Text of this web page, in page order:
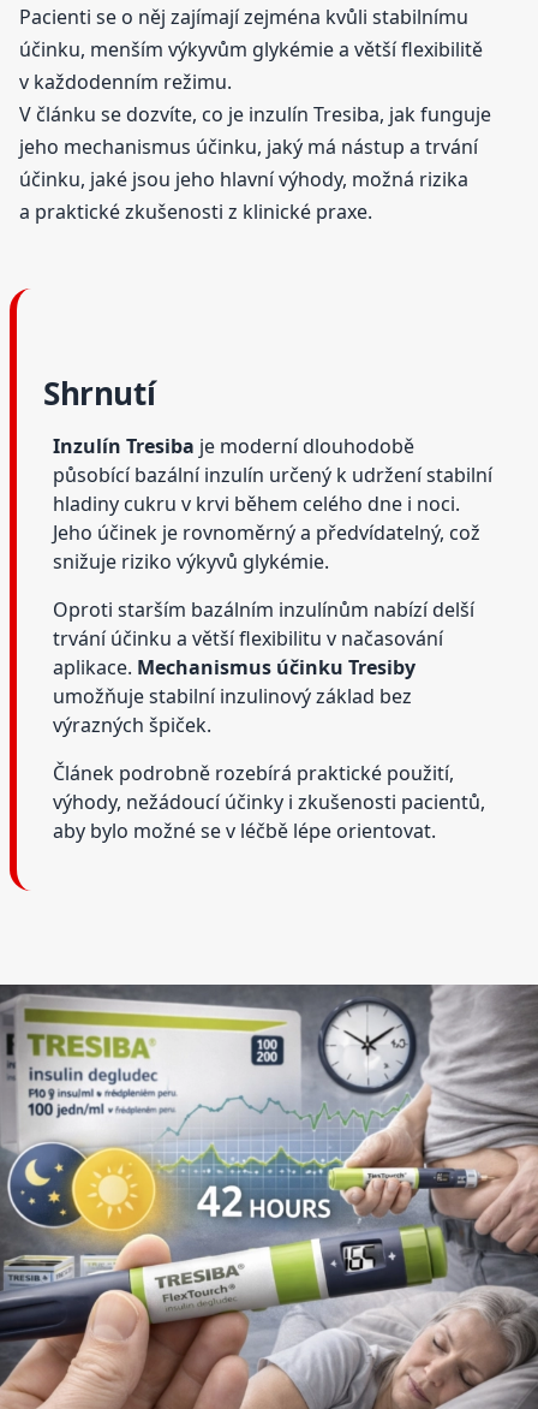
Pacienti se o něj zajímají zejména kvůli stabilnímu
účinku, menším výkyvům glykémie a větší flexibilitě
v každodenním režimu.
V článku se dozvíte, co je inzulín Tresiba, jak funguje
jeho mechanismus účinku, jaký má nástup a trvání
účinku, jaké jsou jeho hlavní výhody, možná rizika
a praktické zkušenosti z klinické praxe.
Shrnutí
Inzulín Tresiba je moderní dlouhodobě
působící bazální inzulín určený k udržení stabilní
hladiny cukru v krvi během celého dne i noci.
Jeho účinek je rovnoměrný a předvídatelný, což
snižuje riziko výkyvů glykémie.
Oproti starším bazálním inzulínům nabízí delší
trvání účinku a větší flexibilitu v načasování
aplikace. Mechanismus účinku Tresiby
umožňuje stabilní inzulinový základ bez
výrazných špiček.
Článek podrobně rozebírá praktické použití,
výhody, nežádoucí účinky i zkušenosti pacientů,
aby bylo možné se v léčbě lépe orientovat.